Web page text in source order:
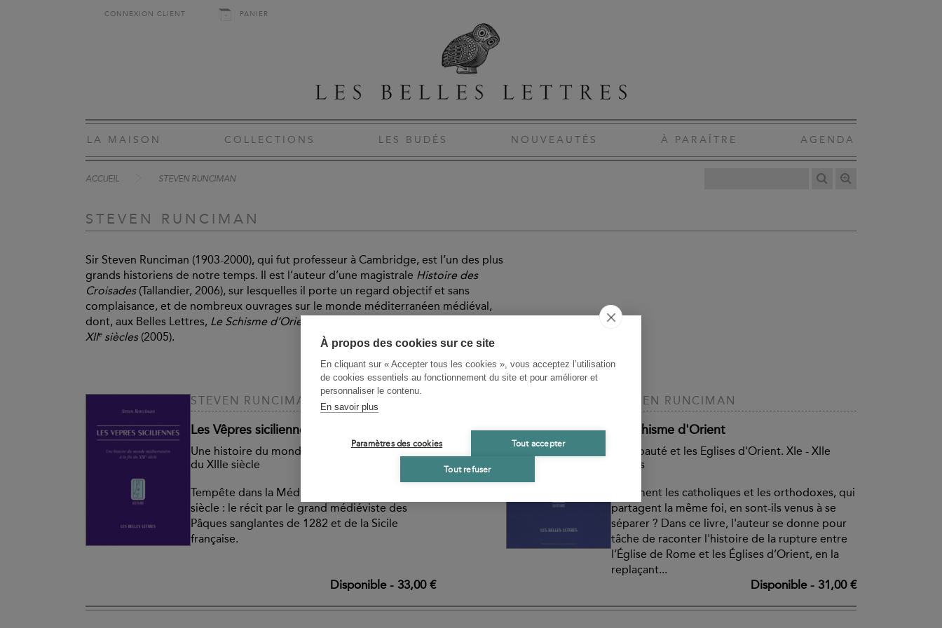
À propos des cookies sur ce site
En cliquant sur « Accepter tous les cookies », vous acceptez l’utilisation
de cookies essentiels au fonctionnement du site et pour améliorer et
personnaliser le contenu.
En savoir plus
Paramètres des cookies Tout accepter
Tout refuser
CONNEXION CLIENT PANIER
LA MAISON COLLECTIONS LES BUDÉS NOUVEAUTÉS À PARAÎTRE AGENDA
ACCUEIL STEVEN RUNCIMAN
STEVEN RUNCIMAN
Sir Steven Runciman (1903-2000), qui fut professeur à Cambridge, est l’un des plus
grands historiens de notre temps. Il est l’auteur d’une magistrale Histoire des
Croisades(Tallandier, 2006), sur lesquelles il porte un regard objectif et sans
complaisance, et de nombreux ouvrages sur le monde méditerranéen médiéval,
dont, aux Belles Lettres, Le Schisme d’Orient. La Papauté et les Eglises d’Orient XI
XIIesiècles(2005).
STEVEN RUNCIMAN
Les Vêpres siciliennes
Une histoire du monde méditerranéen à la fin
du XIIIe siècle
Tempête dans la Méditerranée orientale au XIIIe
siècle : le récit par le grand médiéviste des
Pâques sanglantes de 1282 et de la Sicile
française.
Disponible- 33,00 €
STEVEN RUNCIMAN
Le Schisme d'Orient
La papauté et les Eglises d'Orient. XIe - XIIe
siècles
Comment les catholiques et les orthodoxes, qui
partagent la même foi, en sont-ils venus à se
séparer ? Dans ce livre, l'auteur se donne pour
tâche de raconter l'histoire de la rupture entre
l’Église de Rome et les Églises d’Orient, en la
replaçant...
Disponible- 31,00 €